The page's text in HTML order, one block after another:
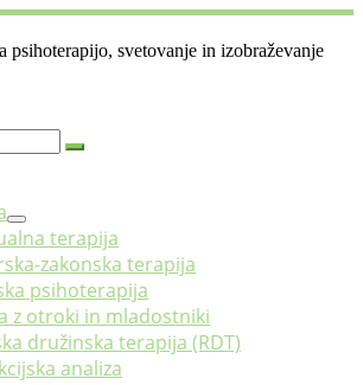
psihoterapijo, svetovanje in izobraževanje
Search
terapija
zakonska terapija
psihoterapija
z otroki in mladostniki
družinska terapija (RDT)
analiza